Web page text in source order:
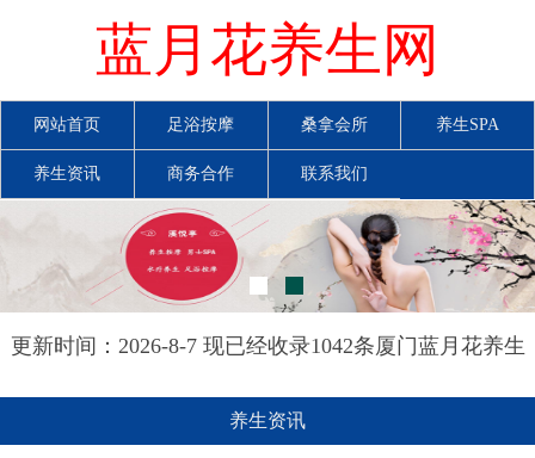
蓝月花养生网
网站首页 足浴按摩 桑拿会所 养生SPA
养生资讯 商务合作 联系我们
更新时间：2026-8-7 现已经收录1042条厦门蓝月花养生
养生资讯